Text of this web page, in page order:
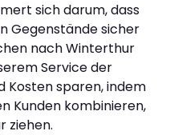
sich darum, dass
Gegenstände sicher
nach Winterthur
Service der
Kosten sparen, indem
Kunden kombinieren,
ziehen.